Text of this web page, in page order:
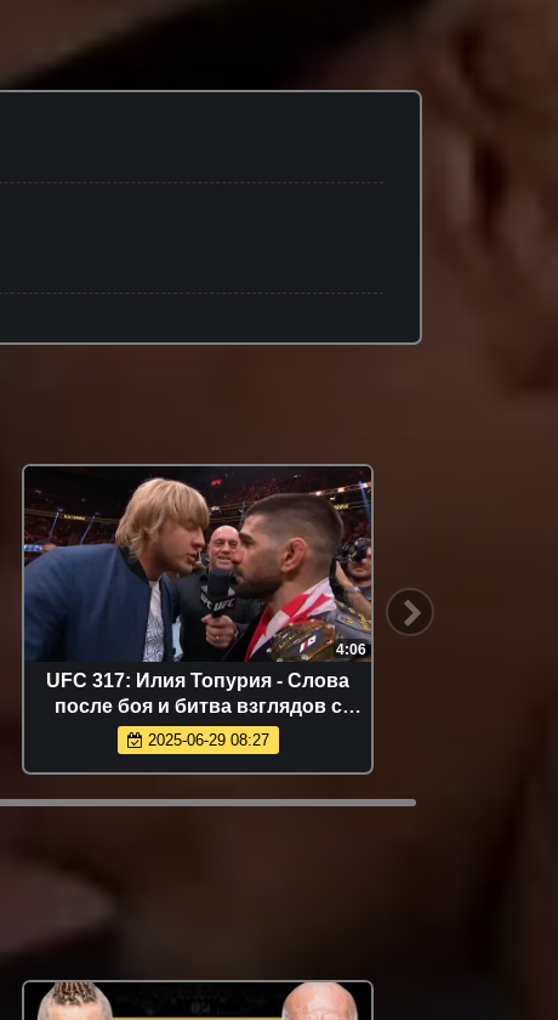
4:06
UFC 317: Илия Топурия - Слова
после боя и битва взглядов с
Пэдди Пимблеттом
2025-06-29 08:27